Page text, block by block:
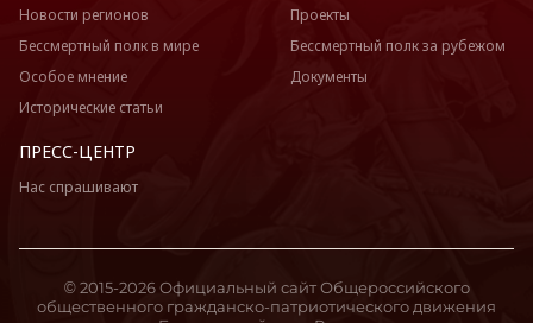
Новости регионов
Бессмертный полк в мире
Особое мнение
Исторические статьи
Проекты
Бессмертный полк за рубежом
Документы
ПРЕСС-ЦЕНТР
Нас спрашивают
© 2015-2026 Официальный сайт Общероссийского
общественного гражданско-патриотического движения